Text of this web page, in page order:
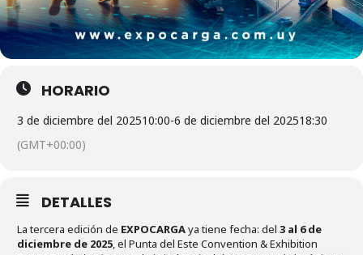
HORARIO
3 de diciembre del 202510:00-6 de diciembre del 202518:30
(GMT+00:00)
DETALLES
La tercera edición de EXPOCARGAya tiene fecha: del 3 al 6 de
diciembre de 2025, el Punta del Este Convention & Exhibition